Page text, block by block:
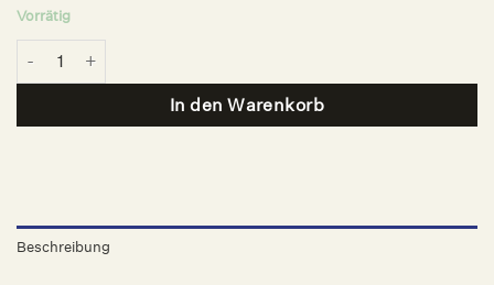
Vorrätig
In den Warenkorb
Beschreibung